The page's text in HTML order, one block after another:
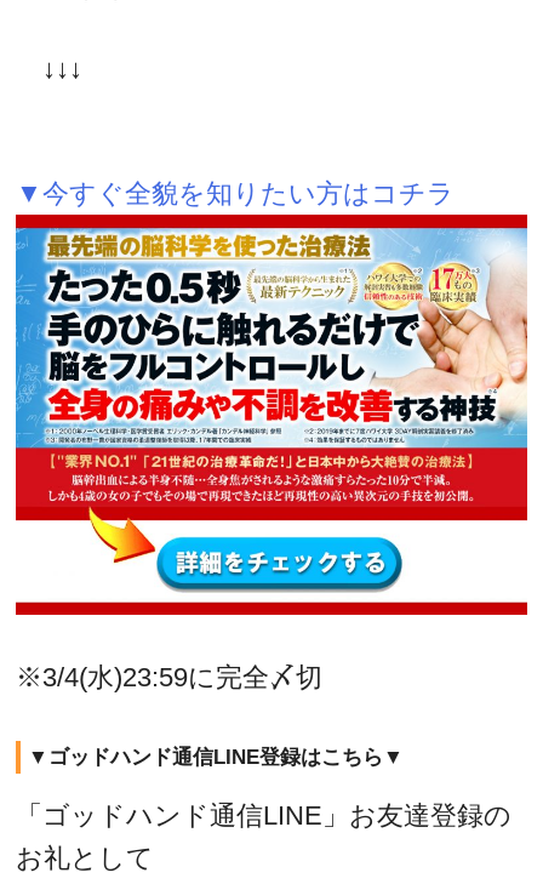
↓↓↓
▼今すぐ全貌を知りたい方はコチラ
※3/4(水)23:59に完全〆切
▼ゴッドハンド通信LINE登録はこちら▼
「ゴッドハンド通信LINE」お友達登録の
お礼として